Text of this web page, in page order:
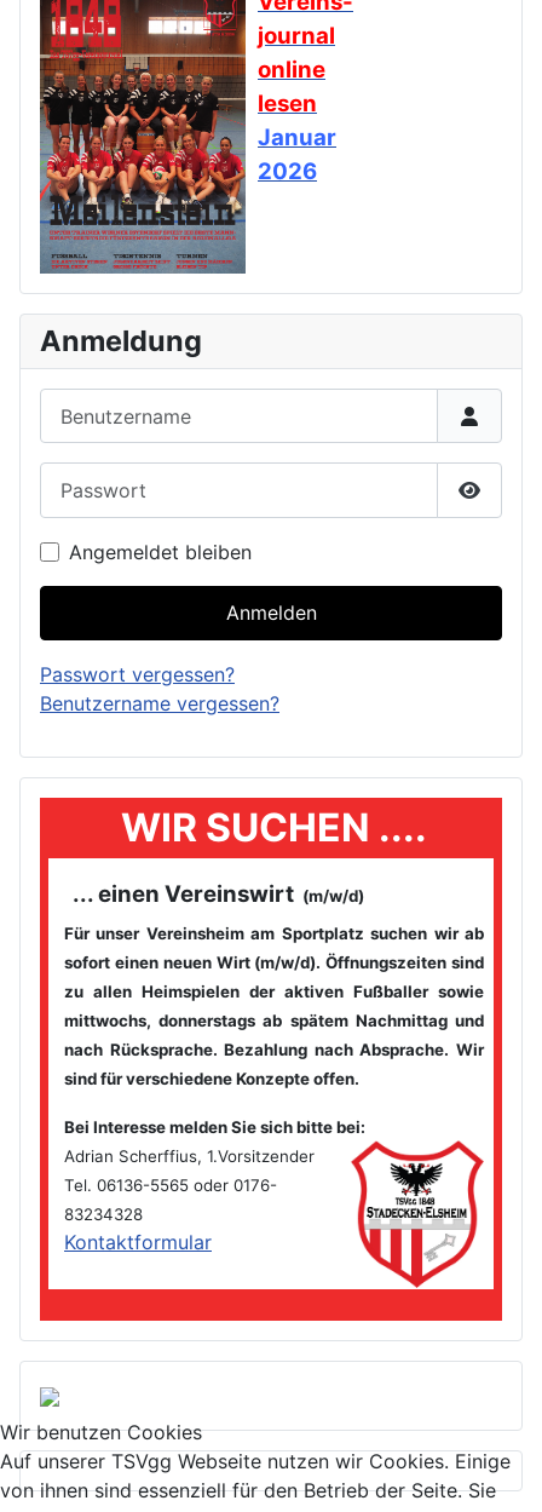
journal
online
lesen
Januar
2026
Anmeldung
Angemeldet bleiben
Anmelden
Passwort vergessen?
Benutzername vergessen?
WIR SUCHEN ....
... einen Vereinswirt (m/w/d)
Für unser Vereinsheim am Sportplatz suchen wir ab
sofort einen neuen Wirt (m/w/d). Öffnungszeiten sind
zu allen Heimspielen der aktiven Fußballer sowie
mittwochs, donnerstags ab spätem Nachmittag und
nach Rücksprache. Bezahlung nach Absprache. Wir
sind für verschiedene Konzepte offen.
Bei Interesse melden Sie sich bitte bei:
Adrian Scherffius, 1.Vorsitzender
Tel. 06136-5565 oder 0176-
83234328
Kontaktformular
Wir benutzen Cookies
Auf unserer TSVgg Webseite nutzen wir Cookies. Einige
von ihnen sind essenziell für den Betrieb der Seite. Sie